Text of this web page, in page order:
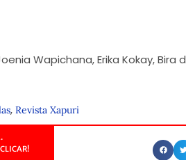
Wapichana, Erika Kokay, Bira
, Revista Xapuri